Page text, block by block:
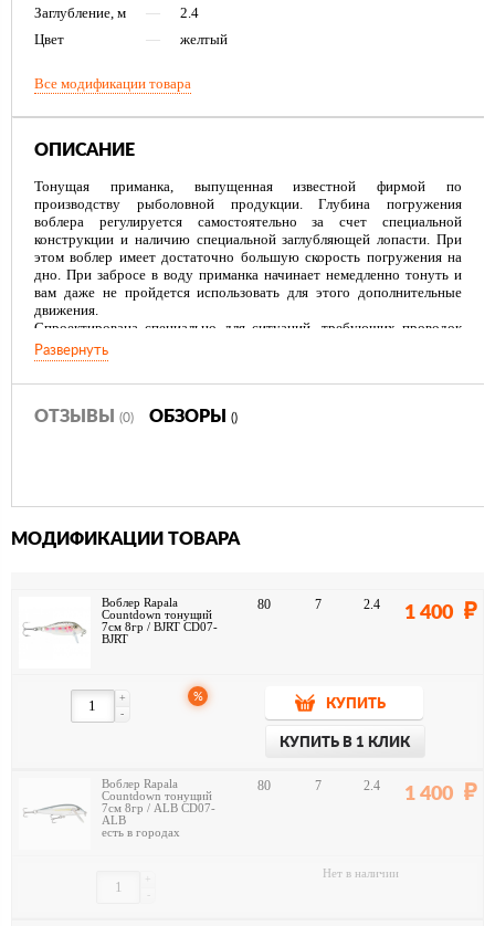
Заглубление, м
—
2.4
Цвет
— желтый
Все модификации товара
ОПИСАНИЕ
Тонущая приманка, выпущенная известной фирмой по
производству рыболовной продукции. Глубина погружения
воблера регулируется самостоятельно за счет специальной
конструкции и наличию специальной заглубляющей лопасти. При
этом воблер имеет достаточно большую скорость погружения на
дно. При забросе в воду приманка начинает немедленно тонуть и
вам даже не пройдется использовать для этого дополнительные
движения.
Спроектирована специально для ситуаций, требующих проводок
при переменной глубине. Такой приманкой можно ловить рыбу на
разных глубинах в зависимости от того, какую вы сами захотите
установить. Эффективно ведет себя при охоте на форель и лосося.
Развернуть
ОТЗЫВЫ (0) ОБЗОРЫ ()
МОДИФИКАЦИИ ТОВАРА
Воблер Rapala
Countdown тонущий
7см 8гр / BJRT CD07-
BJRT
80 7 2.4 1 400
-
+ %
КУПИТЬ
КУПИТЬ В 1 КЛИК
Воблер Rapala
Countdown тонущий
7см 8гр / ALB CD07-
ALB
есть в городах
80 7 2.4 1 400
-
+ Нет в наличии